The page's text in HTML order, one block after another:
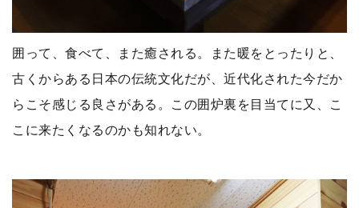
囲って、食べて、また癒される。また暖をとったりと、
古くからある日本の伝統文化だが、近代化された今だか
らこそ感じる良さがある。この囲炉裏を目当てに又、こ
こに来たくなるのかも知れない。